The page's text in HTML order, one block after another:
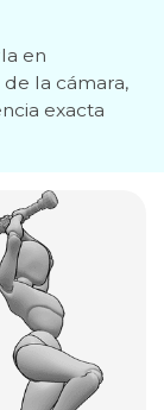
en
la cámara,
exacta